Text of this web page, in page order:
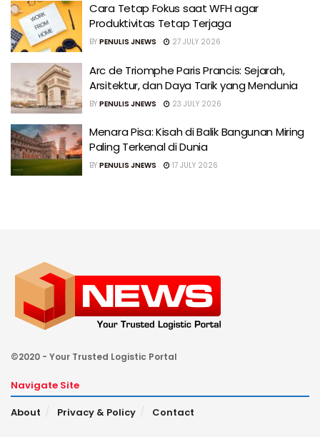
Cara Tetap Fokus saat WFH agar
Produktivitas Tetap Terjaga
BY PENULIS JNEWS 27 JULY 2026
Arc de Triomphe Paris Prancis: Sejarah,
Arsitektur, dan Daya Tarik yang Mendunia
BY PENULIS JNEWS 23 JULY 2026
Menara Pisa: Kisah di Balik Bangunan Miring
Paling Terkenal di Dunia
BY PENULIS JNEWS 17 JULY 2026
©2020 - Your Trusted Logistic Portal
Navigate Site
About
Privacy & Policy Contact